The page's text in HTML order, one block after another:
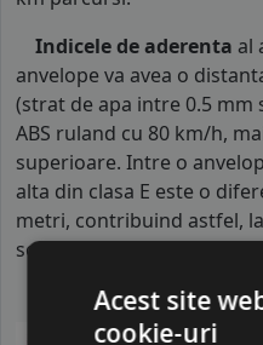
Indicele de aderenta al
anvelope va avea o
(strat de apa intre 0.5 mm
ABS ruland cu 80 km/h,
superioare. Intre o
alta din clasa E este o
metri, contribuind astfel,
soferului si participantilor
Acest site
cookie-uri